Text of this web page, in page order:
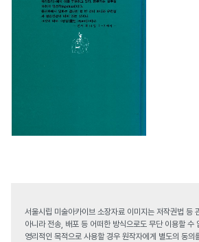
서울시립 미술아카이브 소장자료 이미지는 저작권법 등
아니라 전송, 배포 등 어떠한 방식으로도 무단 이용할 수
영리적인 목적으로 사용할 경우 원작자에게 별도의 동의